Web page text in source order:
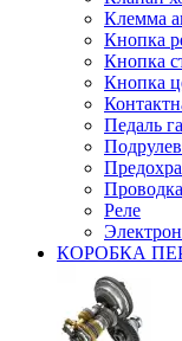
Клемма
Кнопка
Кнопка
Кнопка
Педаль
Реле
КОРОБКА